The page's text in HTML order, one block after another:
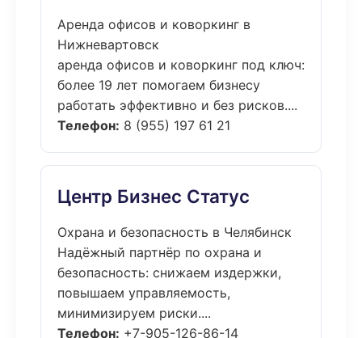
Аренда офисов и коворкинг в
Нижневартовск
аренда офисов и коворкинг под ключ:
более 19 лет помогаем бизнесу
работать эффективно и без рисков....
Телефон: 8 (955) 197 61 21
Центр Бизнес Статус
Охрана и безопасность в Челябинск
Надёжный партнёр по охрана и
безопасность: снижаем издержки,
повышаем управляемость,
минимизируем риски....
Телефон: +7-905-126-86-14